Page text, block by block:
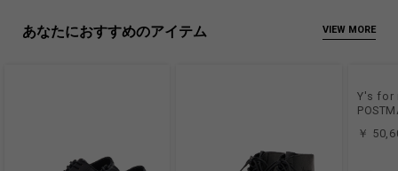
あなたにおすすめのアイテム VIEW MORE
Y's for
￥